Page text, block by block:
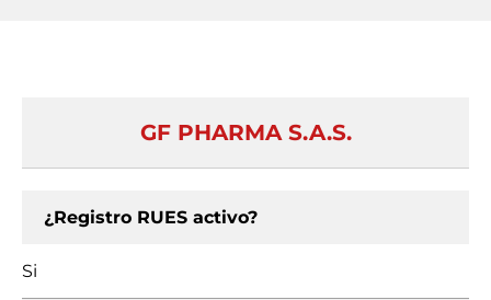
GF PHARMA S.A.S.
¿Registro RUES activo?
Si